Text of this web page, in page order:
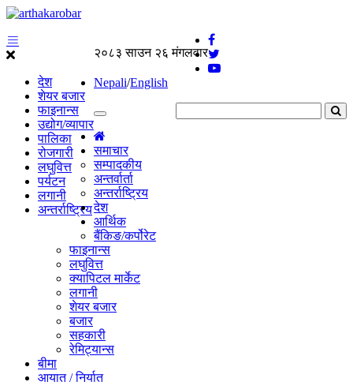
देश
शेयर बजार
फाइनान्स
उद्योग/व्यापार
पालिका
रोजगारी
लघुवित्त
पर्यटन
लगानी
अन्तर्राष्ट्रिय
२०८३ साउन २६ मंगलवार
Nepali/English
समाचार
सम्पादकीय
अन्तर्वार्ता
अन्तर्राष्ट्रिय
देश
आर्थिक
बैंकिङ/कर्पोरेट
फाइनान्स
लघुवित्त
क्यापिटल मार्केट
लगानी
शेयर बजार
बजार
सहकारी
रेमिट्यान्स
बीमा
आयात / निर्यात